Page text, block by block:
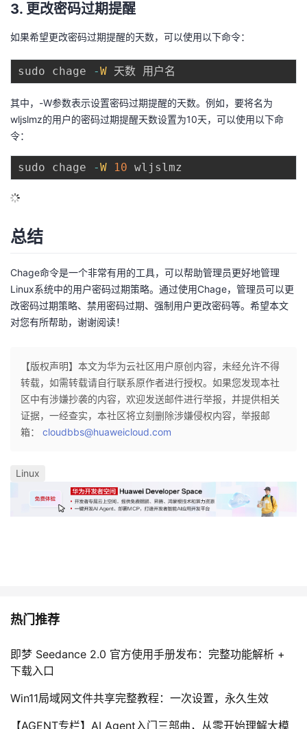
3. 更改密码过期提醒
如果希望更改密码过期提醒的天数，可以使用以下命令：
sudo chage -W
其中，-W参数表示设置密码过期提醒的天数。例如，要将名为
wljslmz的用户的密码过期提醒天数设置为10天，可以使用以下命
令：
sudo chage -W 10
总结
Chage命令是一个非常有用的工具，可以帮助管理员更好地管理
Linux系统中的用户密码过期策略。通过使用Chage，管理员可以更
改密码过期策略、禁用密码过期、强制用户更改密码等。希望本文
对您有所帮助，谢谢阅读！
【版权声明】本文为华为云社区用户原创内容，未经允许不得
转载，如需转载请自行联系原作者进行授权。如果您发现本社
区中有涉嫌抄袭的内容，欢迎发送邮件进行举报，并提供相关
证据，一经查实，本社区将立刻删除涉嫌侵权内容，举报邮
箱： cloudbbs@huaweicloud.com
Linux
热门推荐
即梦 Seedance 2.0 官方使用手册发布：完整功能解析 +
下载入口
Win11局域网文件共享完整教程：一次设置，永久生效
【AGENT专栏】AI Agent入门三部曲，从零开始理解大模